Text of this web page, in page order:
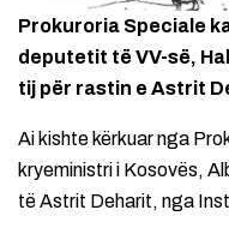
Prokuroria Speciale
deputetit të VV-së,
tij për rastin e Astrit
Ai kishte kërkuar nga
kryeministri i Kosovës,
të Astrit Deharit, nga